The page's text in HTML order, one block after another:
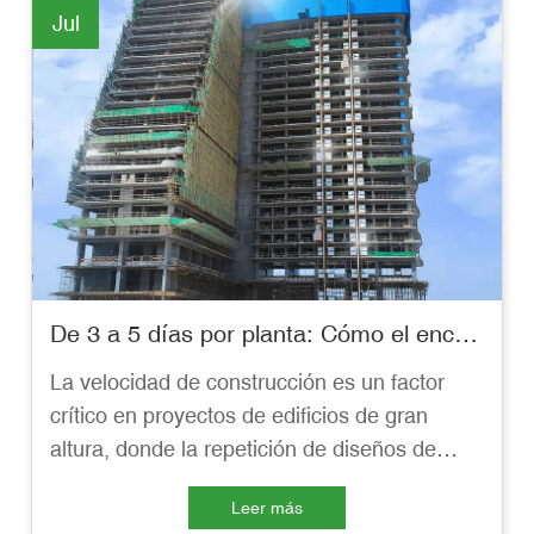
De 3 a 5 días por planta: Cómo el encofrado de aluminio GETO transforma los plazos de construcción
La velocidad de construcción es un factor
crítico en proyectos de edificios de gran
altura, donde la repetición de diseños de
planta exige soluciones de encofrado
eficientes y fiables. Este artículo explica
Leer más
Jul